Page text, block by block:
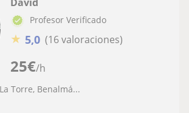
25€/h
Profesor Verificado
★ 5,0 (16 valoraciones)
Torre, Benalmá...